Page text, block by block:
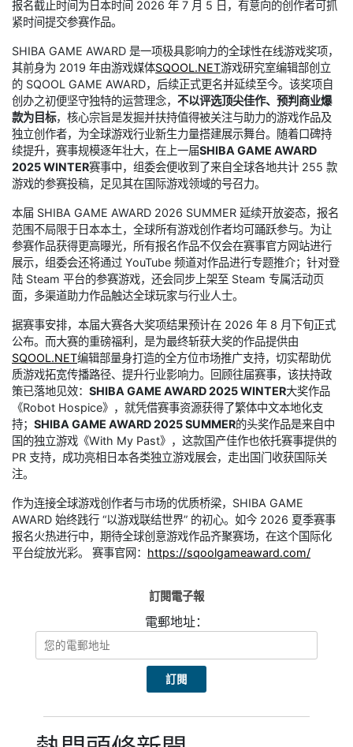
报名截止时间为日本时间 2026 年 7 月 5 日，有意向的创作者可抓
紧时间提交参赛作品。
SHIBA GAME AWARD 是一项极具影响力的全球性在线游戏奖项，
其前身为 2019 年由游戏媒体SQOOL.NET游戏研究室编辑部创立
的 SQOOL GAME AWARD，后续正式更名并延续至今。该奖项自
创办之初便坚守独特的运营理念， 不以评选顶尖佳作、预判商业爆
款为目标，核心宗旨是发掘并扶持值得被关注与助力的游戏作品及
独立创作者，为全球游戏行业新生力量搭建展示舞台。随着口碑持
续提升，赛事规模逐年壮大，在上一届SHIBA GAME AWARD
2025 WINTER赛事中，组委会便收到了来自全球各地共计 255 款
游戏的参赛投稿，足见其在国际游戏领域的号召力。
本届 SHIBA GAME AWARD 2026 SUMMER 延续开放姿态，报名
范围不局限于日本本土，全球所有游戏创作者均可踊跃参与。为让
参赛作品获得更高曝光，所有报名作品不仅会在赛事官方网站进行
展示，组委会还将通过 YouTube 频道对作品进行专题推介；针对登
陆 Steam 平台的参赛游戏，还会同步上架至 Steam 专属活动页
面，多渠道助力作品触达全球玩家与行业人士。
据赛事安排，本届大赛各大奖项结果预计在 2026 年 8 月下旬正式
公布。而大赛的重磅福利，是为最终斩获大奖的作品提供由
SQOOL.NET编辑部量身打造的全方位市场推广支持，切实帮助优
质游戏拓宽传播路径、提升行业影响力。回顾往届赛事，该扶持政
策已落地见效： SHIBA GAME AWARD 2025 WINTER大奖作品
《Robot Hospice》，就凭借赛事资源获得了繁体中文本地化支
持； SHIBA GAME AWARD 2025 SUMMER的头奖作品是来自中
国的独立游戏《With My Past》，这款国产佳作也依托赛事提供的
PR 支持，成功亮相日本各类独立游戏展会，走出国门收获国际关
注。
作为连接全球游戏创作者与市场的优质桥梁，SHIBA GAME
AWARD 始终践行 “以游戏联结世界” 的初心。如今 2026 夏季赛事
报名火热进行中，期待全球创意游戏作品齐聚赛场，在这个国际化
平台绽放光彩。 赛事官网： https://sqoolgameaward.com/
訂閱電子報
電郵地址：